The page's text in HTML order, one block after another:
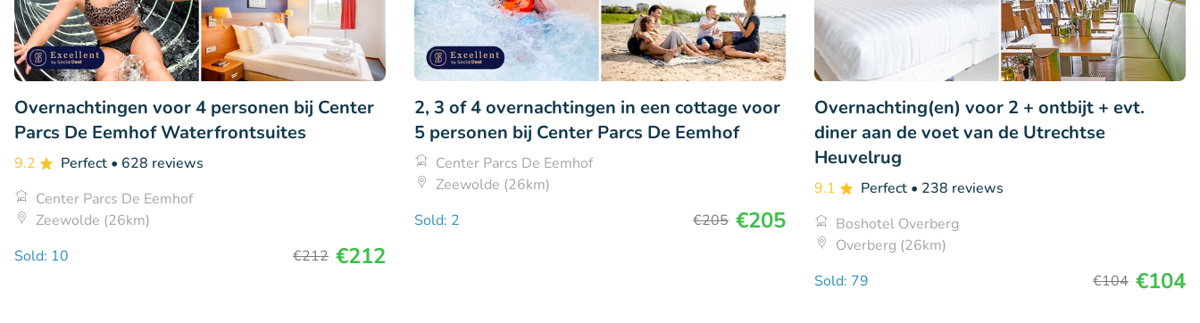
Overnachtingen voor 4 personen bij Center
Parcs De Eemhof Waterfrontsuites
9.2 Perfect • 628 reviews
Center Parcs De Eemhof
Zeewolde (26km)
Sold: 10
€212 €212
2, 3 of 4 overnachtingen in een cottage voor
5 personen bij Center Parcs De Eemhof
Center Parcs De Eemhof
Zeewolde (26km)
Sold: 2
€205 €205
Overnachting(en) voor 2 + ontbijt + evt.
diner aan de voet van de Utrechtse
Heuvelrug
9.1 Perfect • 238 reviews
Boshotel Overberg
Overberg (26km)
Sold: 79
€104 €104